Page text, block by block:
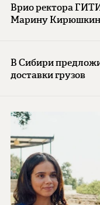
Врио ректора
Марину
В Сибири
доставки грузов